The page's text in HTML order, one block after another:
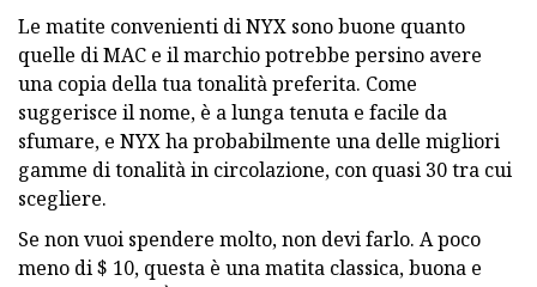
Le matite convenienti di NYX sono buone quanto
quelle di MAC e il marchio potrebbe persino avere
una copia della tua tonalità preferita. Come
suggerisce il nome, è a lunga tenuta e facile da
sfumare, e NYX ha probabilmente una delle migliori
gamme di tonalità in circolazione, con quasi 30 tra cui
scegliere.
Se non vuoi spendere molto, non devi farlo. A poco
meno di $ 10, questa è una matita classica, buona e